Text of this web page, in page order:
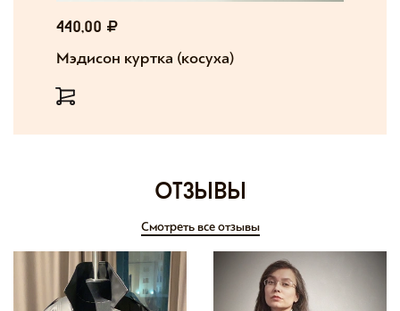
440,00
Мэдисон куртка (косуха)
отзывы
Смотреть все отзывы